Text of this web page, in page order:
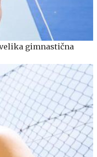
gimnastična